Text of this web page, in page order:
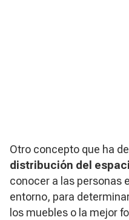
Otro concepto que ha
distribución del
conocer a las personas
entorno, para
los muebles o la mejor